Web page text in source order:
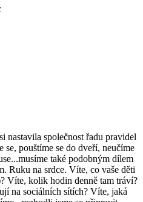
nastavila společnost řadu pravidel
se, pouštíme se do dveří, neučíme
také podobným dílem
Ruku na srdce. Víte, co vaše děti
Víte, kolik hodin denně tam tráví?
na sociálních sítích? Víte, jaká